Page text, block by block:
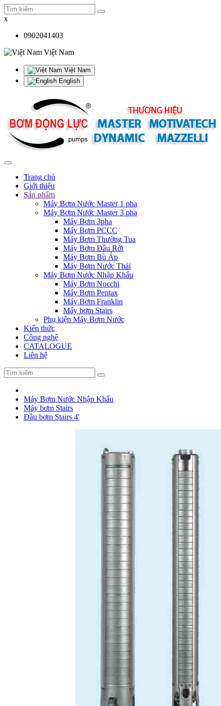
x
0902041403
Việt Nam
Việt Nam
English
Trang chủ
Giới thiệu
Sản phẩm
Máy Bơm Nước Master 1 pha
Máy Bơm Nước Master 3 pha
Máy Bơm 3pha
Máy Bơm PCCC
Máy Bơm Thường Tua
Máy Bơm Đầu Rời
Máy Bơm Bù Áp
Máy Bơm Nước Thải
Máy Bơm Nước Nhập Khẩu
Máy Bơm Nocchi
Máy Bơm Pentax
Máy Bơm Franklin
Máy bơm Stairs
Phụ kiện Máy Bơm Nước
Kiến thức
Công nghệ
CATALOGUE
Liên hệ
Máy Bơm Nước Nhập Khẩu
Máy bơm Stairs
Đầu bơm Stairs 4'